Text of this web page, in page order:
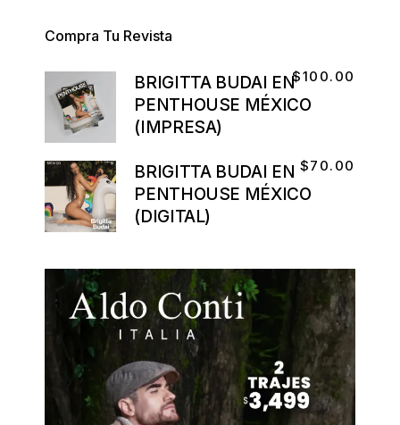
Compra Tu Revista
BRIGITTA BUDAI EN
PENTHOUSE MÉXICO
(IMPRESA)
$100.00
BRIGITTA BUDAI EN
PENTHOUSE MÉXICO
(DIGITAL)
$70.00